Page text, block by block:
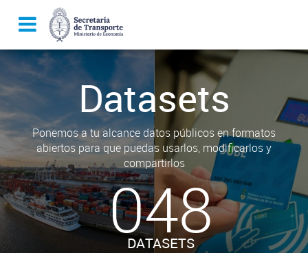
Datasets
Ponemos a tu alcance datos públicos en formatos
abiertos para que puedas usarlos, modificarlos y
compartirlos
048
DATASETS